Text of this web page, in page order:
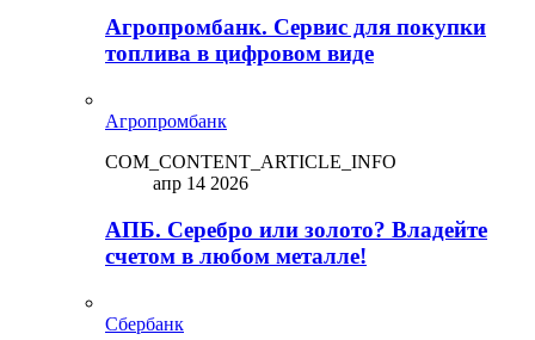
Агропромбанк. Сервис для покупки
топлива в цифровом виде
Агропромбанк
COM_CONTENT_ARTICLE_INFO
апр 14 2026
АПБ. Серебро или золото? Владейте
счетом в любом металле!
Сбербанк